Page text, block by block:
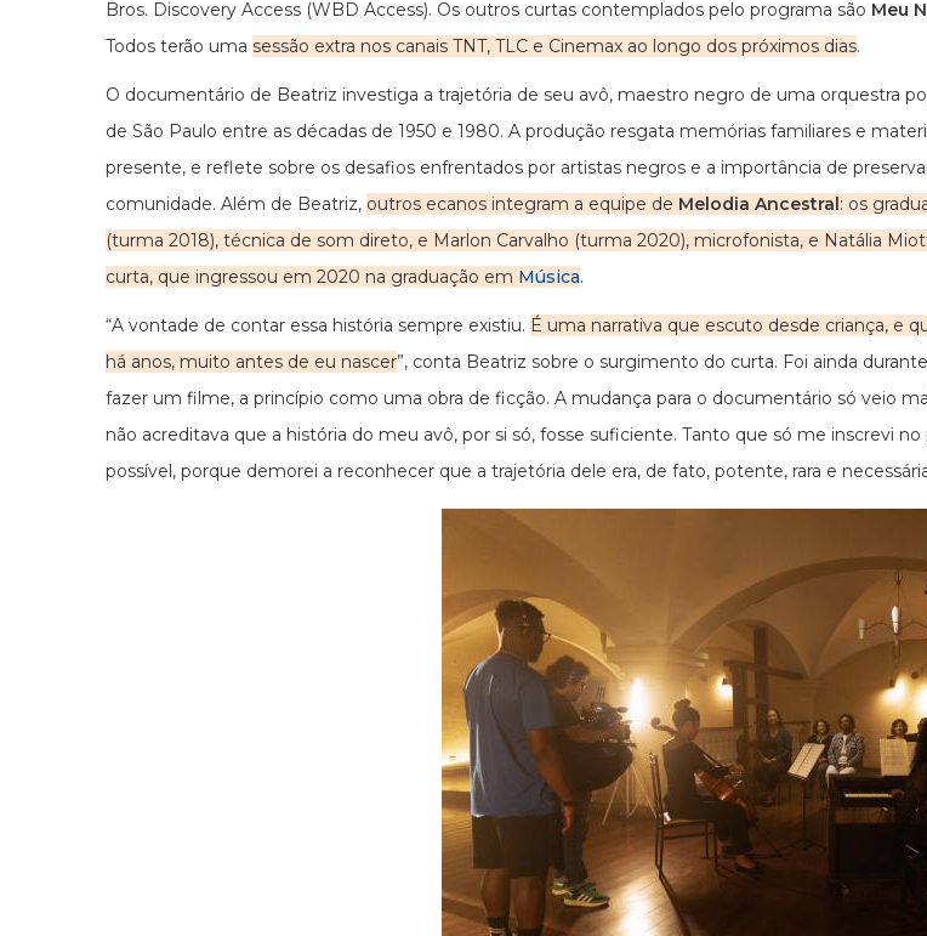
Bros. Discovery Access (WBD Access). Os outros curtas contemplados pelo programa são Meu
Todos terão uma sessão extra nos canais TNT, TLC e Cinemax ao longo dos próximos dias.
O documentário de Beatriz investiga a trajetória de seu avô, maestro negro de uma orquestra
de São Paulo entre as décadas de 1950 e 1980. A produção resgata memórias familiares e
presente, e reflete sobre os desafios enfrentados por artistas negros e a importância de
comunidade. Além de Beatriz, outros ecanos integram a equipe de Melodia Ancestral: os
(turma 2018), técnica de som direto, e Marlon Carvalho (turma 2020), microfonista, e Natália
curta, que ingressou em 2020 na graduação em Música.
“A vontade de contar essa história sempre existiu. É uma narrativa que escuto desde criança, e
há anos, muito antes de eu nascer”, conta Beatriz sobre o surgimento do curta. Foi ainda
fazer um filme, a princípio como uma obra de ficção. A mudança para o documentário só veio
não acreditava que a história do meu avô, por si só, fosse suficiente. Tanto que só me inscrevi
possível, porque demorei a reconhecer que a trajetória dele era, de fato, potente, rara e